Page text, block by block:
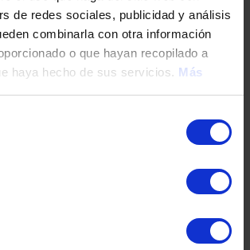
de redes sociales, publicidad y análisis
combinarla con otra información
o que hayan recopilado a
haya hecho de sus servicios. Más
/ NIE